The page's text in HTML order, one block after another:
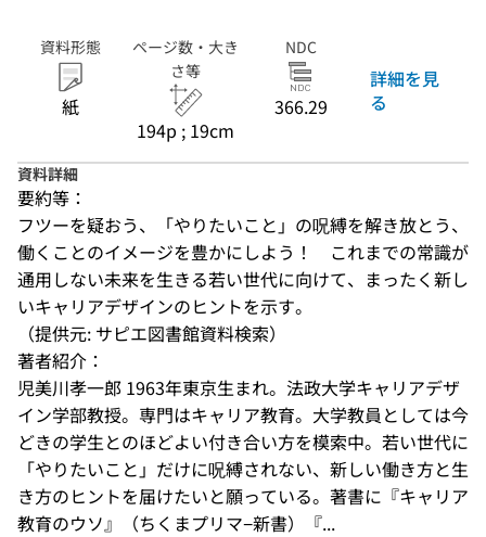
資料形態
紙
ページ数・大き
さ等
194p ; 19cm
NDC
366.29
詳細を見
る
資料詳細
要約等：
フツーを疑おう、「やりたいこと」の呪縛を解き放とう、
働くことのイメージを豊かにしよう！　これまでの常識が
通用しない未来を生きる若い世代に向けて、まったく新し
いキャリアデザインのヒントを示す。
（提供元: サピエ図書館資料検索）
著者紹介：
児美川孝一郎 1963年東京生まれ。法政大学キャリアデザ
イン学部教授。専門はキャリア教育。大学教員としては今
どきの学生とのほどよい付き合い方を模索中。若い世代に
「やりたいこと」だけに呪縛されない、新しい働き方と生
き方のヒントを届けたいと願っている。著書に『キャリア
教育のウソ』（ちくまプリマ−新書）『...